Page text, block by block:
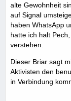
alte Gewohnheit
auf Signal
haben WhatsApp
hatte ich halt
verstehen.
Dieser Briar sagt
Aktivisten den
in Verbindung